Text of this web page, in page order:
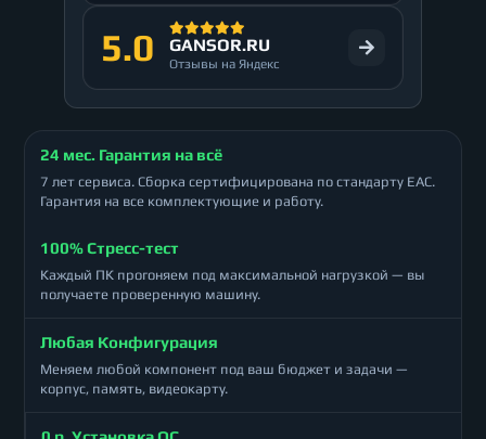
5.0 GANSOR.RU
Отзывы на Яндекс
24 мес. Гарантия на всё
7 лет сервиса. Сборка сертифицирована по стандарту ЕАС.
Гарантия на все комплектующие и работу.
100% Стресс-тест
Каждый ПК прогоняем под максимальной нагрузкой — вы
получаете проверенную машину.
Любая Конфигурация
Меняем любой компонент под ваш бюджет и задачи —
корпус, память, видеокарту.